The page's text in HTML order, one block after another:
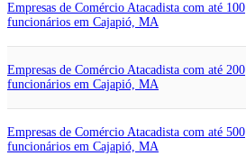
Empresas de Comércio Atacadista com até 100
funcionários em Cajapió, MA
Empresas de Comércio Atacadista com até 200
funcionários em Cajapió, MA
Empresas de Comércio Atacadista com até 500
funcionários em Cajapió, MA